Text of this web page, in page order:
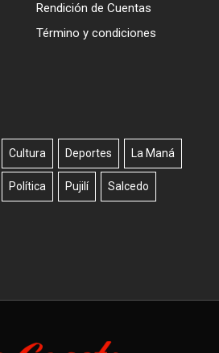
Rendición de Cuentas
Término y condiciones
Cultura Deportes La Maná
Política Pujilí Salcedo